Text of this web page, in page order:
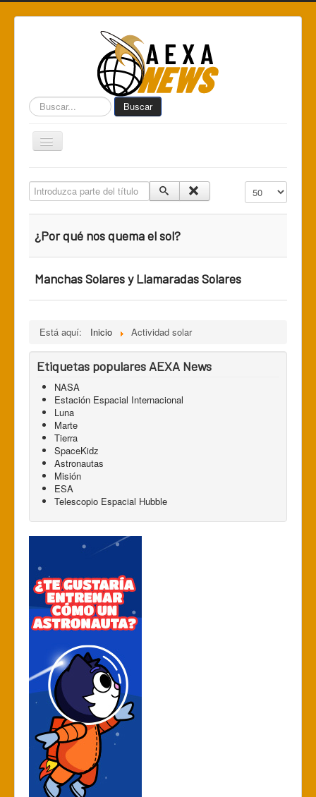
Buscar... Buscar
Toggle
Navigation
Centro de Informática AEXA
AEXA USA
Introduzca parte del título Cantidad a
¿Por qué nos quema el sol?
Manchas Solares y Llamaradas Solares
Está aquí: Inicio Actividad solar
Etiquetas populares AEXA News
NASA
Estación Espacial Internacional
Luna
Marte
Tierra
SpaceKidz
Astronautas
Misión
ESA
Telescopio Espacial Hubble